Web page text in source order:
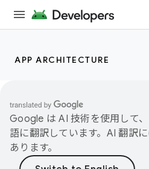
APP ARCHITECTURE
Google は AI 技術を使用して
語に翻訳しています。AI 翻訳
あります。